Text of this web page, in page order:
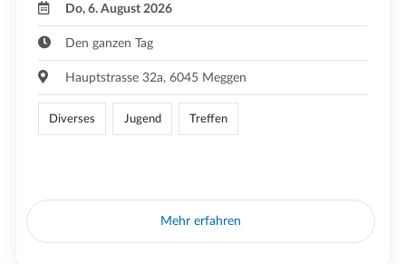
Do, 6. August 2026
Den ganzen Tag
Hauptstrasse 32a, 6045 Meggen
Diverses Jugend Treffen
Mehr erfahren